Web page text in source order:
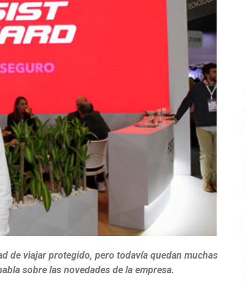
de viajar protegido, pero todavía quedan muchas
sobre las novedades de la empresa.